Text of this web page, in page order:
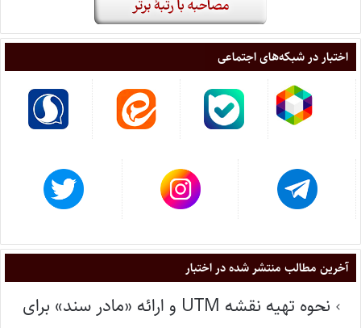
اختبار در شبکه‌های اجتماعی
آخرین مطالب منتشر شده در اختبار
نحوه تهیه نقشه UTM و ارائه «مادر سند» برای